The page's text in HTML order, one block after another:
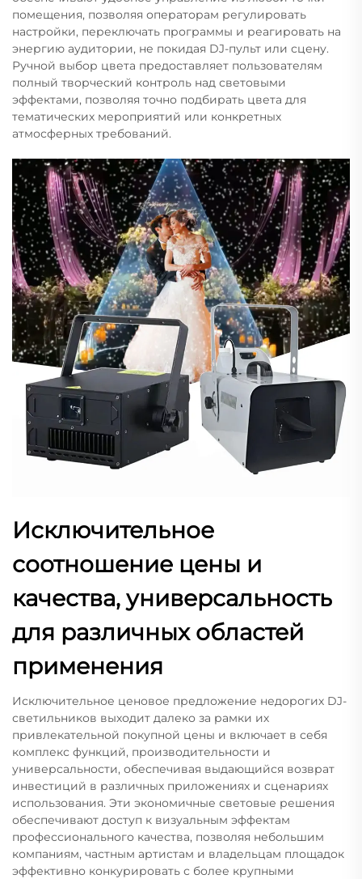
помещения, позволяя операторам регулировать
настройки, переключать программы и реагировать на
энергию аудитории, не покидая DJ-пульт или сцену.
Ручной выбор цвета предоставляет пользователям
полный творческий контроль над световыми
эффектами, позволяя точно подбирать цвета для
тематических мероприятий или конкретных
атмосферных требований.
Исключительное
соотношение цены и
качества, универсальность
для различных областей
применения
Исключительное ценовое предложение недорогих DJ-
светильников выходит далеко за рамки их
привлекательной покупной цены и включает в себя
комплекс функций, производительности и
универсальности, обеспечивая выдающийся возврат
инвестиций в различных приложениях и сценариях
использования. Эти экономичные световые решения
обеспечивают доступ к визуальным эффектам
профессионального качества, позволяя небольшим
компаниям, частным артистам и владельцам площадок
эффективно конкурировать с более крупными